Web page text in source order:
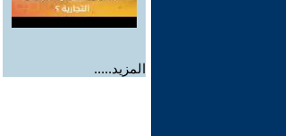
المزيد.....